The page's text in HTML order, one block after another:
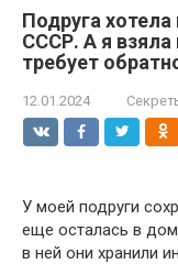
Подруга
СССР. А я взяла
требует
12.01.2024
У моей подруги
еще осталась в
в ней они хранили